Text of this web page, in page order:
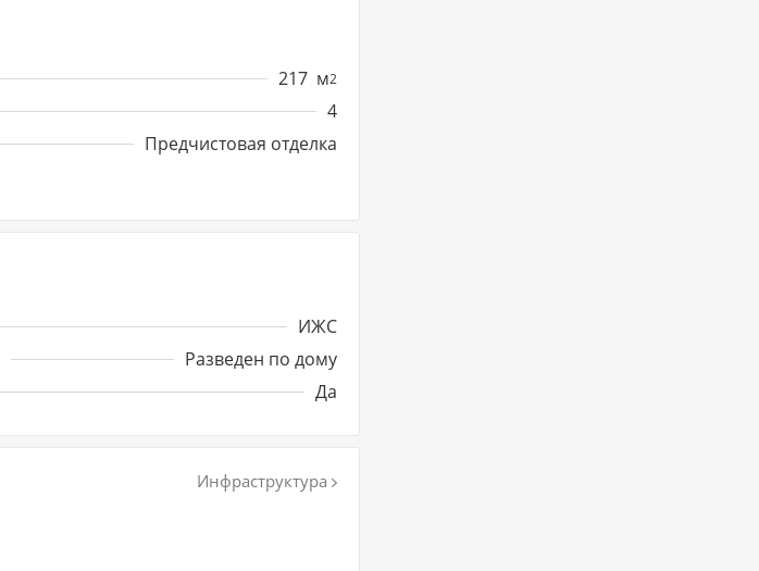
217 м2
4
Предчистовая отделка
ИЖС
Разведен по дому
Да
Инфраструктура